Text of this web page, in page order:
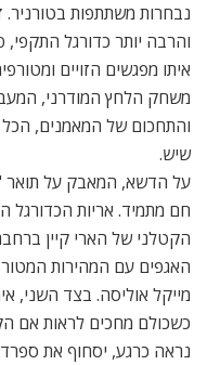
נבחרות משתתפות בטורניר.
והרבה יותר כדורגל
איתו מפגשים הזויים
משחק הלחץ המודרני,
והתחכום של המאמנים,
שיש.
על הדשא, המאבק על תואר
חם מתמיד. אריות הכדורגל
הקטלני של הארי קיין
האגפים עם המהירות
מייקל אוליסה. בצד השני,
כשכולם מחכים לראות אם
נראה כרגע, יסחוף את